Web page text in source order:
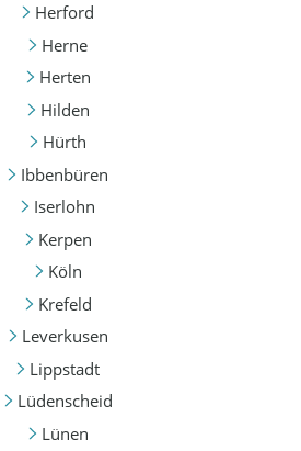
Herford
Herne
Herten
Hilden
Hürth
Ibbenbüren
Iserlohn
Kerpen
Köln
Krefeld
Leverkusen
Lippstadt
Lüdenscheid
Lünen